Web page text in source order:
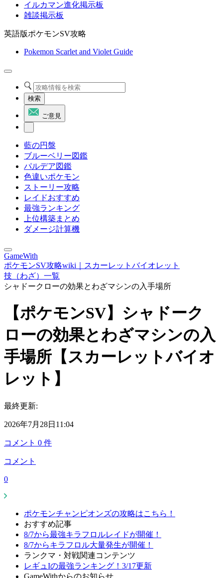
イルカマン進化掲示板
雑談掲示板
英語版ポケモンSV攻略
Pokemon Scarlet and Violet Guide
検索
ご意見
藍の円盤
ブルーベリー図鑑
パルデア図鑑
色違いポケモン
ストーリー攻略
レイドおすすめ
最強ランキング
上位構築まとめ
ダメージ計算機
GameWith
ポケモンSV攻略wiki｜スカーレットバイオレット
技（わざ）一覧
シャドークローの効果とわざマシンの入手場所
【ポケモンSV】シャドーク
ローの効果とわざマシンの入
手場所【スカーレットバイオ
レット】
最終更新:
2026年7月28日11:04
コメント 0 件
コメント
0
ポケモンチャンピオンズの攻略はこちら！
おすすめ記事
8/7から最強キラフロルレイドが開催！
8/7からキラフロル大量発生が開催！
ランクマ・対戦関連コンテンツ
レギュIの最強ランキング！3/17更新
GameWithからのお知らせ